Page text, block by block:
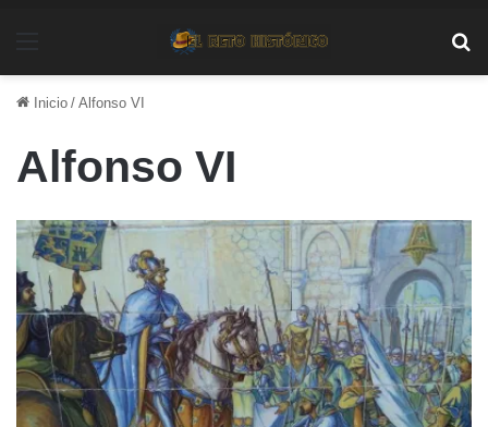
Inicio / Alfonso VI
Alfonso VI